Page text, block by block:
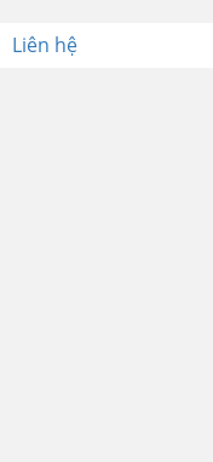
Liên hệ